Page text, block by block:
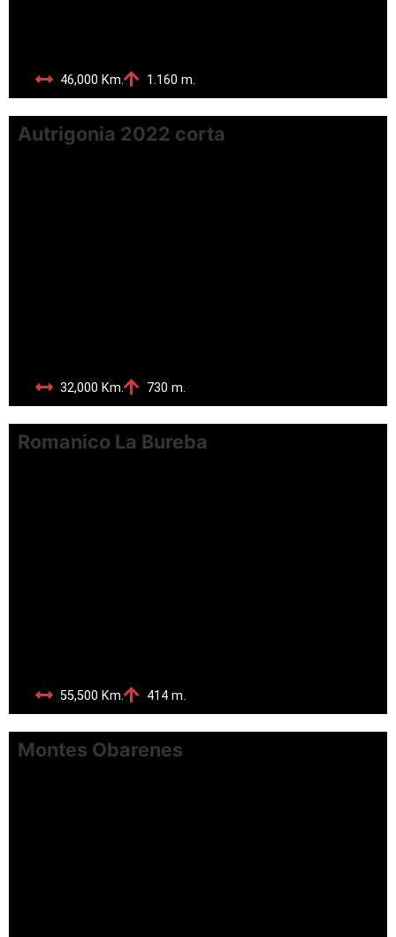
46,000 Km. 1.160 m.
Autrigonia 2022 corta
32,000 Km. 730 m.
Romanico La Bureba
55,500 Km. 414 m.
Montes Obarenes